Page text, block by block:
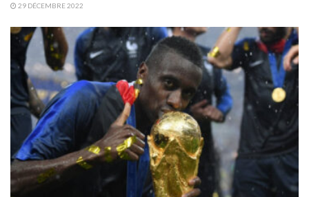
29 DÉCEMBRE 2022